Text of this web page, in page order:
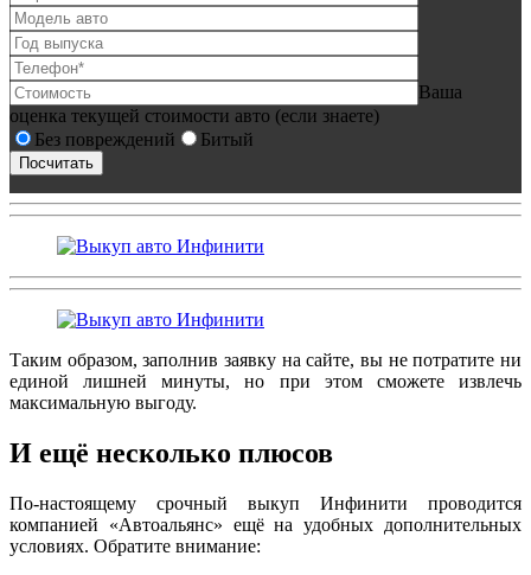
Ваша
оценка текущей стоимости авто (если знаете)
Без повреждений
Битый
Таким образом, заполнив заявку на сайте, вы не потратите ни
единой лишней минуты, но при этом сможете извлечь
максимальную выгоду.
И ещё несколько плюсов
По-настоящему срочный выкуп Инфинити проводится
компанией «Автоальянс» ещё на удобных дополнительных
условиях. Обратите внимание: